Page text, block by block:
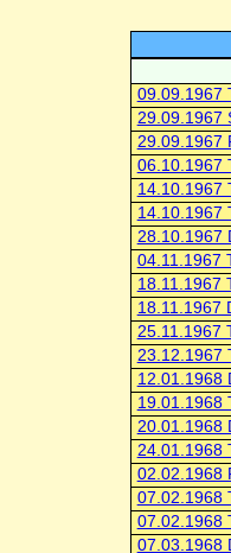
09.09.1967
29.09.1967
29.09.1967
06.10.1967
14.10.1967
14.10.1967
28.10.1967
04.11.1967
18.11.1967
18.11.1967
25.11.1967
23.12.1967
12.01.1968
19.01.1968
20.01.1968
24.01.1968
02.02.1968
07.02.1968
07.02.1968
07.03.1968